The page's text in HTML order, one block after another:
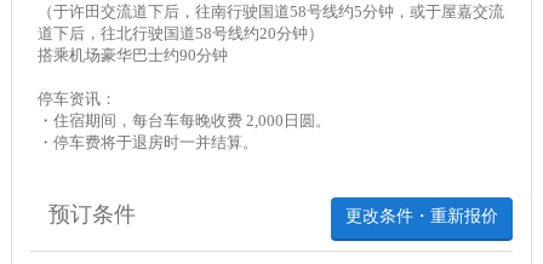
（于许田交流道下后，往南行驶国道58号线约5分钟，或于屋嘉交流
道下后，往北行驶国道58号线约20分钟）
搭乘机场豪华巴士约90分钟
停车资讯：
・住宿期间，每台车每晚收费 2,000日圆。
・停车费将于退房时一并结算。
更改条件・重新报价
预订条件